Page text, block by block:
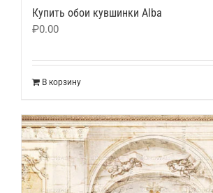
Купить обои кувшинки Alba
₽0.00
В корзину